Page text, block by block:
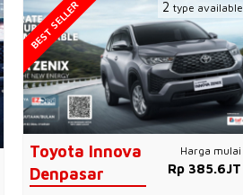
Toyota Innova
Denpasar
Harga mulai
Rp 385.6JT
BEST SELLER 2 type available